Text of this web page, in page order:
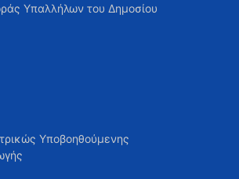
Υπαλλήλων του Δημοσίου
Υποβοηθούμενης